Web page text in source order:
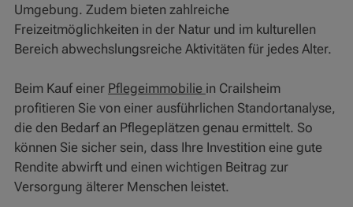
Umgebung. Zudem bieten zahlreiche
Freizeitmöglichkeiten in der Natur und im kulturellen
Bereich abwechslungsreiche Aktivitäten für jedes Alter.
Beim Kauf einer Pflegeimmobilie in Crailsheim
profitieren Sie von einer ausführlichen Standortanalyse,
die den Bedarf an Pflegeplätzen genau ermittelt. So
können Sie sicher sein, dass Ihre Investition eine gute
Rendite abwirft und einen wichtigen Beitrag zur
Versorgung älterer Menschen leistet.